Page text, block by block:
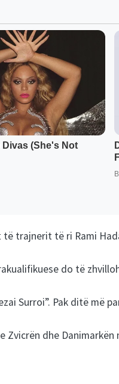
trajnerit të ri Rami
do të
Surroi”. Pak ditë më
Zvicrën dhe